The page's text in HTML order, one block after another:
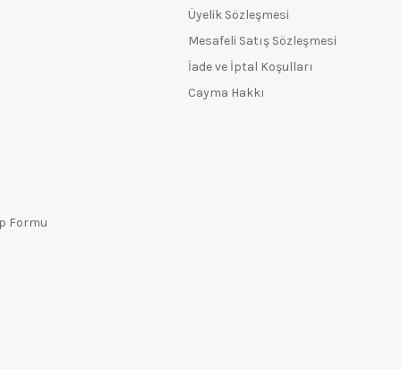
Formu
Üyelik Sözleşmesi
Mesafeli Satış Sözleşmesi
İade ve İptal Koşulları
Cayma Hakkı